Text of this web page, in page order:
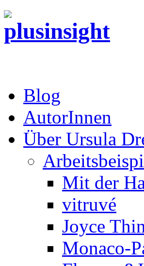
Blog
AutorInnen
Über Ursula
Mit der
vitruvé
Joyce
Monaco-